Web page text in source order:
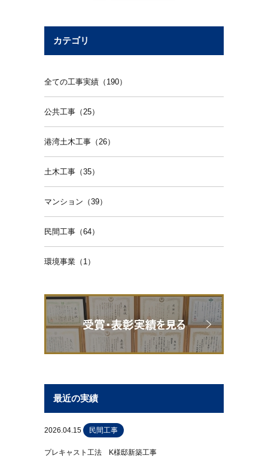
カテゴリ
全ての工事実績（190）
公共工事（25）
港湾土木工事（26）
土木工事（35）
マンション（39）
民間工事（64）
環境事業（1）
最近の実績
2026.04.15 民間工事
プレキャスト工法 K様邸新築工事